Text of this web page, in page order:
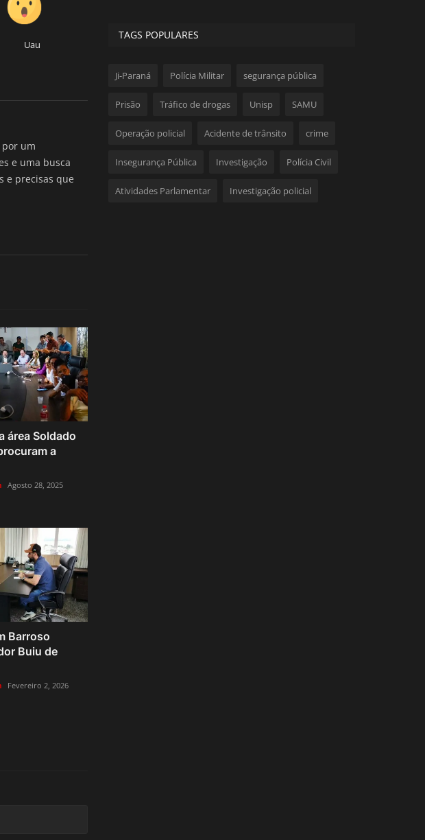
Uau
um
e uma busca
e precisas que
área Soldado
a
Agosto 28, 2025
Barroso
Buiu de
Fevereiro 2, 2026
TAGS POPULARES
Ji-Paraná Polícia Militar segurança pública
Prisão Tráfico de drogas Unisp SAMU
Operação policial Acidente de trânsito crime
Insegurança Pública Investigação Polícia Civil
Atividades Parlamentar Investigação policial